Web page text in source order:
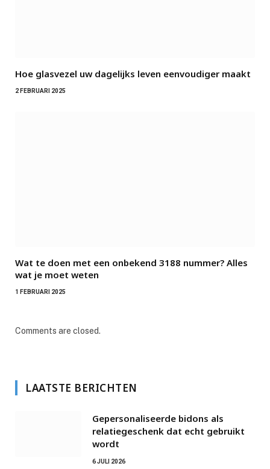
Hoe glasvezel uw dagelijks leven eenvoudiger maakt
2 FEBRUARI 2025
Wat te doen met een onbekend 3188 nummer? Alles
wat je moet weten
1 FEBRUARI 2025
Comments are closed.
LAATSTE BERICHTEN
Gepersonaliseerde bidons als
relatiegeschenk dat echt gebruikt
wordt
6 JULI 2026